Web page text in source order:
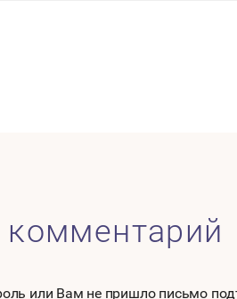
комментарий
или Вам не пришло письмо